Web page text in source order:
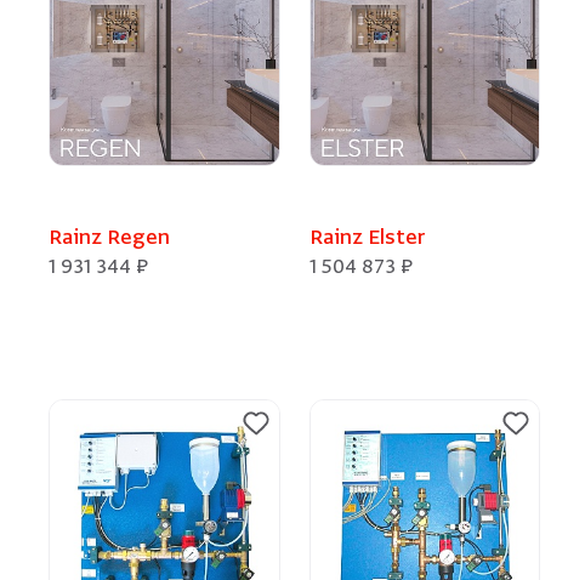
Rainz Regen
1 931 344 ₽
Rainz Elster
1 504 873 ₽